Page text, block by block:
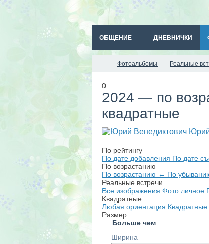
ОБЩЕНИЕ ДНЕВНИЧКИ
Фотоальбомы Реальные
0
2024 — по
квадратные
По рейтингу
По дате добавления По дате
По возрастанию
По возрастанию ← По
Реальные встречи
Все изображения Фото личное
Квадратные
Любая ориентация Квадратные
Размер
Больше чем
Ширина